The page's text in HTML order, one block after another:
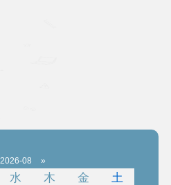
2026-08 »
水 木 金
土